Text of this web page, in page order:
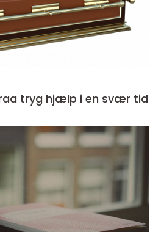
Bedemand aabenraa tryg hjælp i en svær tid